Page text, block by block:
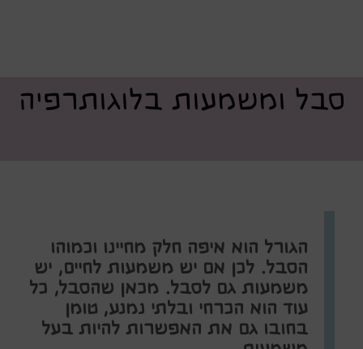
סבל ומשמעות בלוגותרפיה
הגורל הוא איפה חלק מחיינו וכמוהו
הסבל. לכן אם יש משמעות לחיים, יש
משמעות גם לסבל. מכאן שהסבל, כל
עוד הוא הכרחי ובלתי נמנע, טומן
בחובו גם את האפשרות להיות בעל